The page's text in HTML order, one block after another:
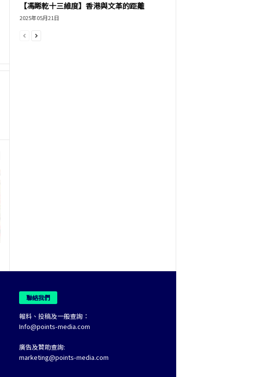
【馮睎乾十三維度】香港與文革的距離
2025年05月21日
聯絡我們
報料、投稿及一般查詢：
Info@points-media.com
廣告及贊助查詢:
marketing@points-media.com